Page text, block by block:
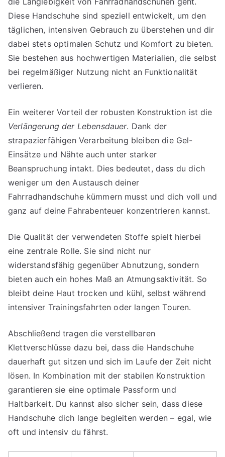
Diese Handschuhe sind speziell entwickelt, um den
täglichen, intensiven Gebrauch zu überstehen und dir
dabei stets optimalen Schutz und Komfort zu bieten.
Sie bestehen aus hochwertigen Materialien, die selbst
bei regelmäßiger Nutzung nicht an Funktionalität
verlieren.
Ein weiterer Vorteil der robusten Konstruktion ist die
Verlängerung der Lebensdauer. Dank der
strapazierfähigen Verarbeitung bleiben die Gel-
Einsätze und Nähte auch unter starker
Beanspruchung intakt. Dies bedeutet, dass du dich
weniger um den Austausch deiner
Fahrradhandschuhe kümmern musst und dich voll und
ganz auf deine Fahrabenteuer konzentrieren kannst.
Die Qualität der verwendeten Stoffe spielt hierbei
eine zentrale Rolle. Sie sind nicht nur
widerstandsfähig gegenüber Abnutzung, sondern
bieten auch ein hohes Maß an Atmungsaktivität. So
bleibt deine Haut trocken und kühl, selbst während
intensiver Trainingsfahrten oder langen Touren.
Abschließend tragen die verstellbaren
Klettverschlüsse dazu bei, dass die Handschuhe
dauerhaft gut sitzen und sich im Laufe der Zeit nicht
lösen. In Kombination mit der stabilen Konstruktion
garantieren sie eine optimale Passform und
Haltbarkeit. Du kannst also sicher sein, dass diese
Handschuhe dich lange begleiten werden – egal, wie
oft und intensiv du fährst.